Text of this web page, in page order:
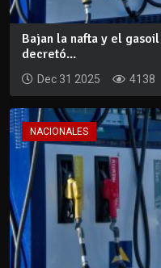
Bajan la nafta y el
decretó...
Dec 31 2025 4138
NACIONALES